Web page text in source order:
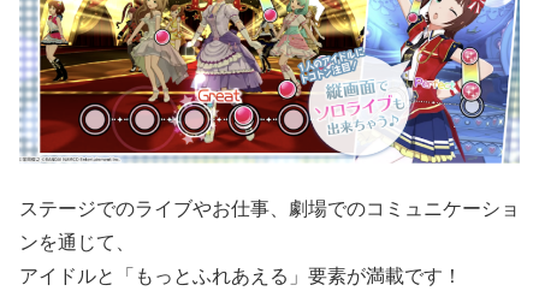
ステージでのライブやお仕事、劇場でのコミュニケーショ
ンを通じて、
アイドルと「もっとふれあえる」要素が満載です！